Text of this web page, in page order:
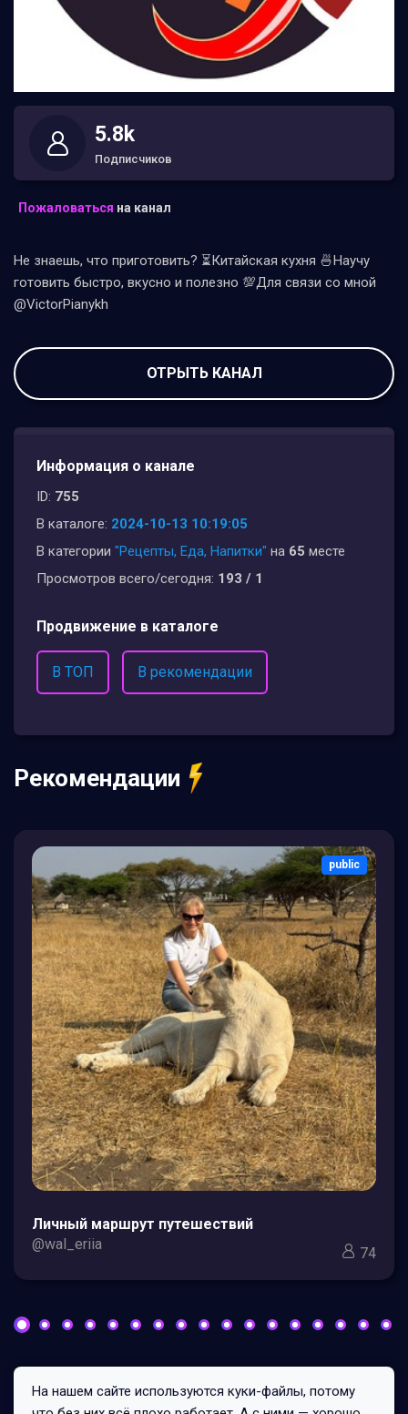
5.8k
Подписчиков
Пожаловаться на канал
Не знаешь, что приготовить? ⏳Китайская кухня 🍜Научу
готовить быстро, вкусно и полезно 💯Для связи со мной
@VictorPianykh
ОТРЫТЬ КАНАЛ
Информация о канале
ID: 755
В каталоге: 2024-10-13 10:19:05
В категории "Рецепты, Еда, Напитки" на 65 месте
Просмотров всего/сегодня: 193 / 1
Продвижение в каталоге
В ТОП В рекомендации
Рекомендации
public
Личный маршрут путешествий
@wal_eriia
74
Все права защищены © 2026
На нашем сайте используются куки-файлы, потому